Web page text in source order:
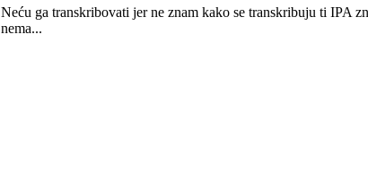
Neću ga transkribovati jer ne znam kako se transkribuju ti IPA
nema...